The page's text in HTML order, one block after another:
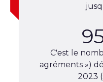
C'est le
agréments »)
2023